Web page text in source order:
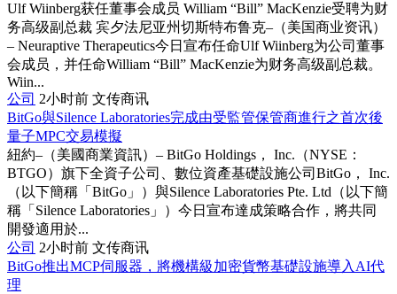
Ulf Wiinberg获任董事会成员 William “Bill” MacKenzie受聘为财
务高级副总裁 宾夕法尼亚州切斯特布鲁克–（美国商业资讯）
– Neuraptive Therapeutics今日宣布任命Ulf Wiinberg为公司董事
会成员，并任命William “Bill” MacKenzie为财务高级副总裁。
Wiin...
公司 2小时前 文传商讯
BitGo與Silence Laboratories完成由受監管保管商進行之首次後
量子MPC交易模擬
紐約–（美國商業資訊）– BitGo Holdings， Inc.（NYSE：
BTGO）旗下全資子公司、數位資產基礎設施公司BitGo， Inc.
（以下簡稱「BitGo」）與Silence Laboratories Pte. Ltd（以下簡
稱「Silence Laboratories」）今日宣布達成策略合作，將共同
開發適用於...
公司 2小时前 文传商讯
BitGo推出MCP伺服器，將機構級加密貨幣基礎設施導入AI代
理